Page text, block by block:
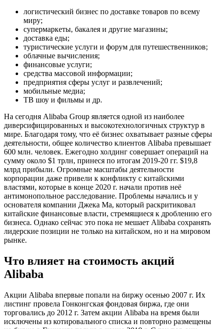
логистический бизнес по доставке товаров по всему
миру;
супермаркеты, бакалея и другие магазины;
доставка еды;
туристические услуги и форум для путешественников;
облачные вычисления;
финансовые услуги;
средства массовой информации;
предприятия сферы услуг и развлечений;
мобильные медиа;
ТВ шоу и фильмы и др.
На сегодня Alibaba Group является одной из наиболее
диверсифицированных и высокотехнологичных структур в
мире. Благодаря тому, что её бизнес охватывает разные сферы
деятельности, общее количество клиентов Alibaba превышает
600 млн. человек. Ежегодно холдинг совершает операций на
сумму около $1 трлн, принеся по итогам 2019-20 гг. $19,8
млрд прибыли. Огромные масштабы деятельности
корпорации даже привели к конфликту с китайскими
властями, которые в конце 2020 г. начали против неё
антимонопольное расследование. Проблемы начались и у
основателя компании Джека Ма, который раскритиковал
китайские финансовые власти, стремящиеся к дроблению его
бизнеса. Однако сейчас это пока не мешает Alibaba сохранять
лидерские позиции не только на китайском, но и на мировом
рынке.
Что влияет на стоимость акций
Alibaba
Акции Alibaba впервые попали на биржу осенью 2007 г. Их
листинг провела Гонконгская фондовая биржа, где они
торговались до 2012 г. Затем акции Alibaba на время были
исключены из котировального списка и повторно размещены